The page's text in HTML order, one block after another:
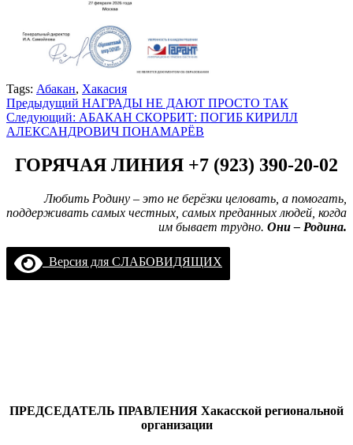
Tags: Абакан, Хакасия
Навигация
записи
Предыдущий НАГРАДЫ НЕ ДАЮТ ПРОСТО ТАК
Следующий: АБАКАН СКОРБИТ: ПОГИБ КИРИЛЛ
АЛЕКСАНДРОВИЧ ПОНАМАРЁВ
ГОРЯЧАЯ ЛИНИЯ +7 (923) 390-20-02
Любить Родину – это не берёзки целовать, а помогать,
поддерживать самых честных, самых преданных людей, когда
им бывает трудно. Они – Родина.
Версия для СЛАБОВИДЯЩИХ
ПРЕДСЕДАТЕЛЬ ПРАВЛЕНИЯ Хакасской региональной
организации